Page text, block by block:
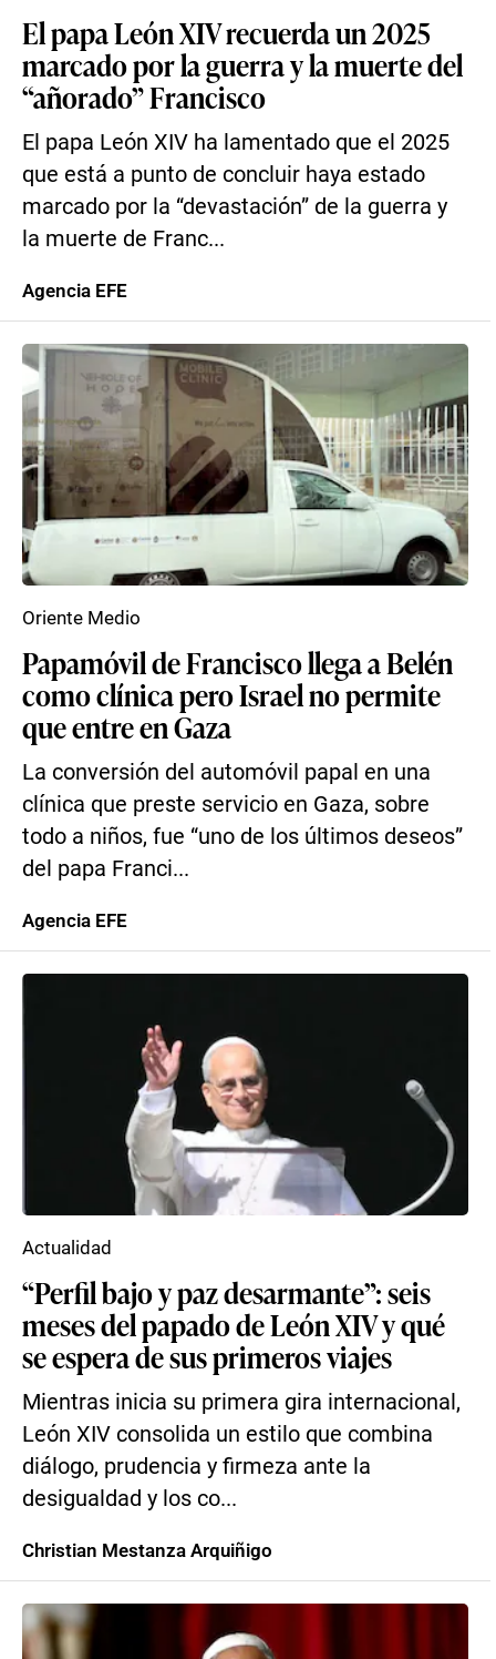
El papa León XIV recuerda un 2025
marcado por la guerra y la muerte del
“añorado” Francisco
El papa León XIV ha lamentado que el 2025
que está a punto de concluir haya estado
marcado por la “devastación” de la guerra y
la muerte de Franc...
Agencia EFE
Papamóvil de Francisco llega a Belén
como clínica pero Israel no permite
que entre en Gaza
La conversión del automóvil papal en una
clínica que preste servicio en Gaza, sobre
todo a niños, fue “uno de los últimos deseos”
del papa Franci...
Oriente Medio
Agencia EFE
“Perfil bajo y paz desarmante”: seis
meses del papado de León XIV y qué
se espera de sus primeros viajes
Mientras inicia su primera gira internacional,
León XIV consolida un estilo que combina
diálogo, prudencia y firmeza ante la
desigualdad y los co...
Actualidad
Christian Mestanza Arquiñigo